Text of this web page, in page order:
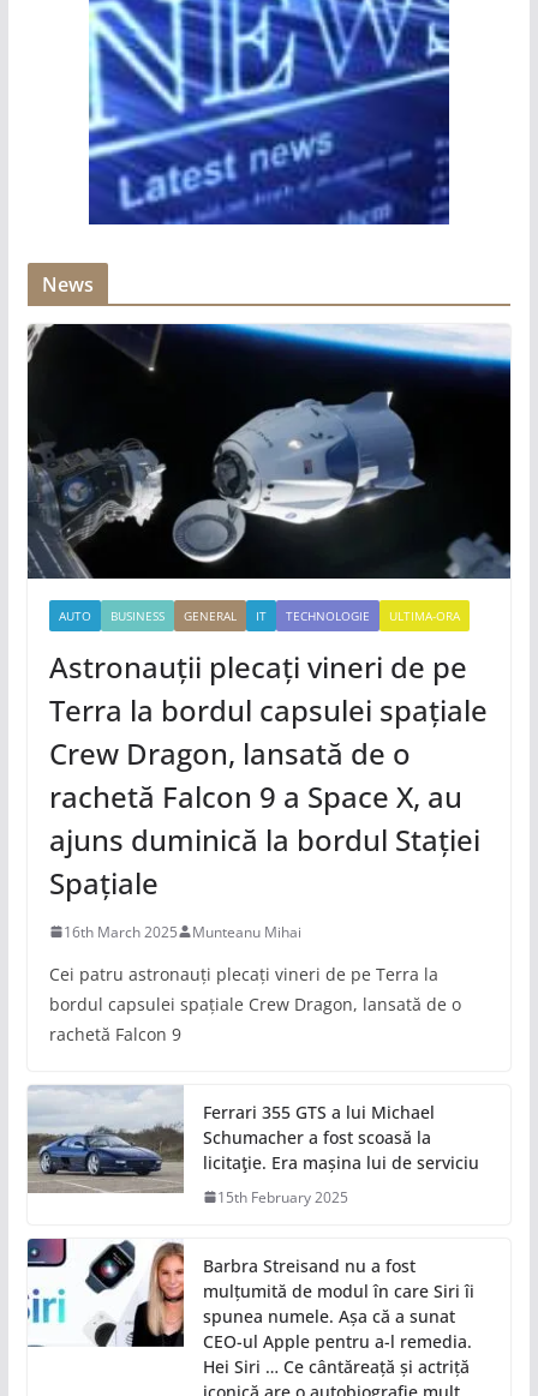
News
AUTO BUSINESS GENERAL IT TECHNOLOGIE ULTIMA-ORA
Astronauții plecați vineri de pe
Terra la bordul capsulei spațiale
Crew Dragon, lansată de o
rachetă Falcon 9 a Space X, au
ajuns duminică la bordul Stației
Spațiale
16th March 2025 Munteanu Mihai
Cei patru astronauți plecați vineri de pe Terra la
bordul capsulei spațiale Crew Dragon, lansată de o
rachetă Falcon 9
Ferrari 355 GTS a lui Michael
Schumacher a fost scoasă la
licitaţie. Era mașina lui de serviciu
15th February 2025
Barbra Streisand nu a fost
mulțumită de modul în care Siri îi
spunea numele. Așa că a sunat
CEO-ul Apple pentru a-l remedia.
Hei Siri … Ce cântăreață și actriță